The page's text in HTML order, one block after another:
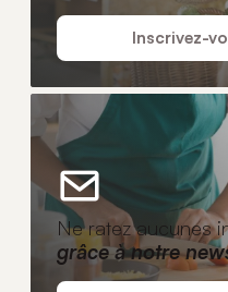
Inscrivez-
Ne ratez aucunes
grâce à notre